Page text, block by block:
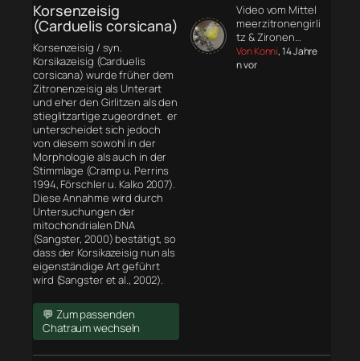
Korsenzeisig
(Carduelis corsicana)
Korsenzeisig / syn.
Korsikazeisig (Carduelis
corsicana) wurde früher dem
Zitronenzeisig als Unterart
und eher den Girlitzen als den
stieglitzartige zugeordnet. er
unterscheidet sich jedoch
von diesem sowohl in der
Morphologie als auch in der
Stimmlage (Cramp u. Perrins
1994, Förschler u. Kalko 2007).
Diese Annahme wird durch
Untersuchungen der
mitochondrialen DNA
(Sangster, 2000) bestätigt, so
dass der Korsikazeisig nun als
eigenständige Art geführt
wird (Sangster et al., 2002).
💬 Zum passenden
Chatraum wechseln
Video vom Mittel
meerzitronengirli
tz & Zironen…
Von Konni, 14 Jahre
n vor